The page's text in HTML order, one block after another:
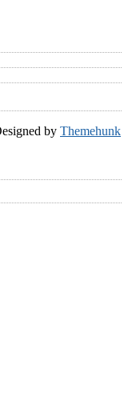
by Themehunk